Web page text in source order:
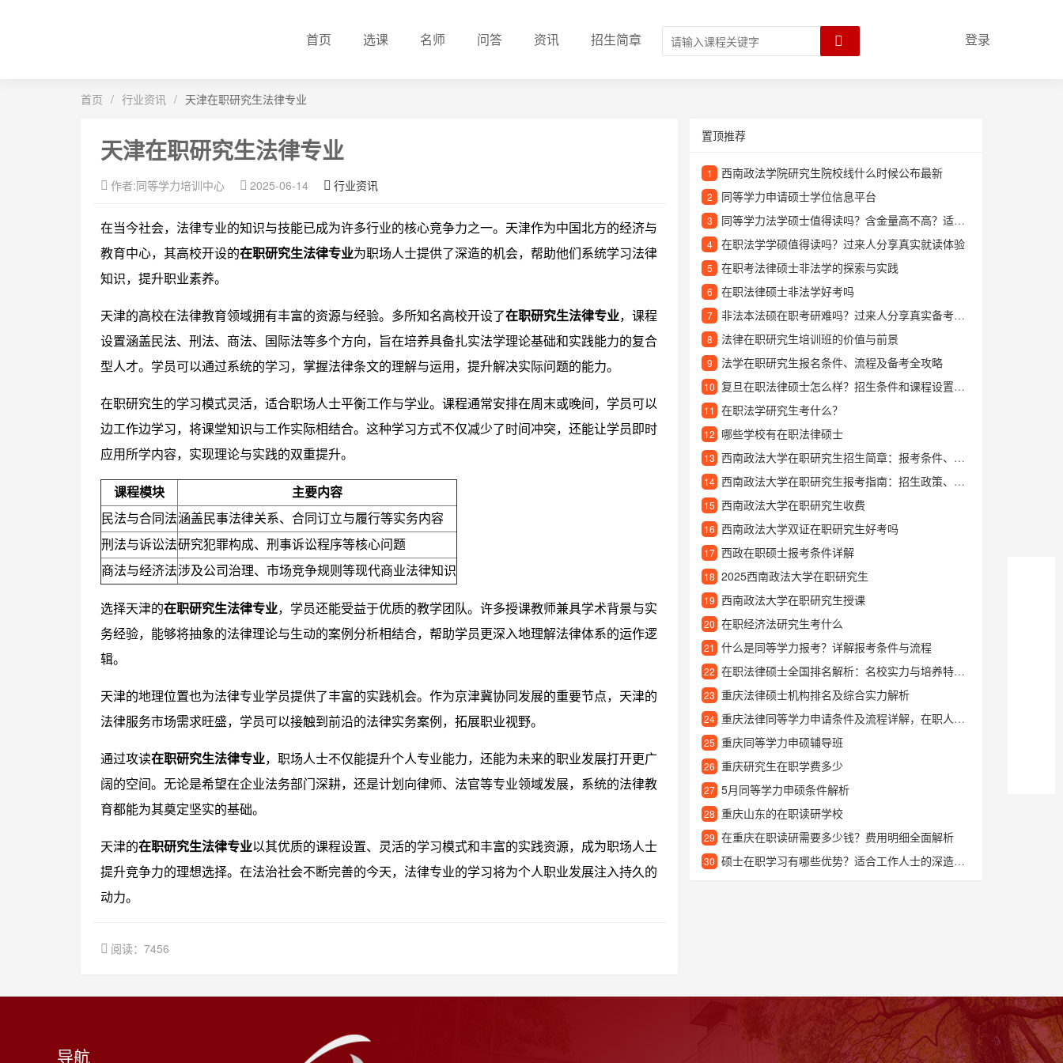
首页 选课 名师 问答 资讯 招生简章 登录
首页 / 行业资讯 / 天津在职研究生法律专业
天津在职研究生法律专业
作者:同等学力培训中心 2025-06-14 行业资讯
在当今社会，法律专业的知识与技能已成为许多行业的核心竞争力之一。天津作为中国北方的经济与
教育中心，其高校开设的在职研究生法律专业为职场人士提供了深造的机会，帮助他们系统学习法律
知识，提升职业素养。
天津的高校在法律教育领域拥有丰富的资源与经验。多所知名高校开设了在职研究生法律专业，课程
设置涵盖民法、刑法、商法、国际法等多个方向，旨在培养具备扎实法学理论基础和实践能力的复合
型人才。学员可以通过系统的学习，掌握法律条文的理解与运用，提升解决实际问题的能力。
在职研究生的学习模式灵活，适合职场人士平衡工作与学业。课程通常安排在周末或晚间，学员可以
边工作边学习，将课堂知识与工作实际相结合。这种学习方式不仅减少了时间冲突，还能让学员即时
应用所学内容，实现理论与实践的双重提升。
课程模块
主要内容
民法与合同法涵盖民事法律关系、合同订立与履行等实务内容
刑法与诉讼法研究犯罪构成、刑事诉讼程序等核心问题
商法与经济法涉及公司治理、市场竞争规则等现代商业法律知识
选择天津的在职研究生法律专业，学员还能受益于优质的教学团队。许多授课教师兼具学术背景与实
务经验，能够将抽象的法律理论与生动的案例分析相结合，帮助学员更深入地理解法律体系的运作逻
辑。
天津的地理位置也为法律专业学员提供了丰富的实践机会。作为京津冀协同发展的重要节点，天津的
法律服务市场需求旺盛，学员可以接触到前沿的法律实务案例，拓展职业视野。
通过攻读在职研究生法律专业，职场人士不仅能提升个人专业能力，还能为未来的职业发展打开更广
阔的空间。无论是希望在企业法务部门深耕，还是计划向律师、法官等专业领域发展，系统的法律教
育都能为其奠定坚实的基础。
天津的在职研究生法律专业以其优质的课程设置、灵活的学习模式和丰富的实践资源，成为职场人士
提升竞争力的理想选择。在法治社会不断完善的今天，法律专业的学习将为个人职业发展注入持久的
动力。
阅读：7456
置顶推荐
1 西南政法学院研究生院校线什么时候公布最新
2 同等学力申请硕士学位信息平台
3 同等学力法学硕士值得读吗？含金量高不高？适合哪些人报考？
4 在职法学学硕值得读吗？过来人分享真实就读体验
5 在职考法律硕士非法学的探索与实践
6 在职法律硕士非法学好考吗
7 非法本法硕在职考研难吗？过来人分享真实备考经验
8 法律在职研究生培训班的价值与前景
9 法学在职研究生报名条件、流程及备考全攻略
10 复旦在职法律硕士怎么样？招生条件和课程设置详解
11 在职法学研究生考什么？
12 哪些学校有在职法律硕士
13 西南政法大学在职研究生招生简章：报考条件、专业方向与培养优势详解
14 西南政法大学在职研究生报考指南：招生政策、专业选择与学习体验解析
15 西南政法大学在职研究生收费
16 西南政法大学双证在职研究生好考吗
17 西政在职硕士报考条件详解
18 2025西南政法大学在职研究生
19 西南政法大学在职研究生授课
20 在职经济法研究生考什么
21 什么是同等学力报考？详解报考条件与流程
22 在职法律硕士全国排名解析：名校实力与培养特色一览
23 重庆法律硕士机构排名及综合实力解析
24 重庆法律同等学力申请条件及流程详解，在职人员提升学历必看指南
25 重庆同等学力申硕辅导班
26 重庆研究生在职学费多少
27 5月同等学力申硕条件解析
28 重庆山东的在职读研学校
29 在重庆在职读研需要多少钱？费用明细全面解析
30 硕士在职学习有哪些优势？适合工作人士的深造选择
导航